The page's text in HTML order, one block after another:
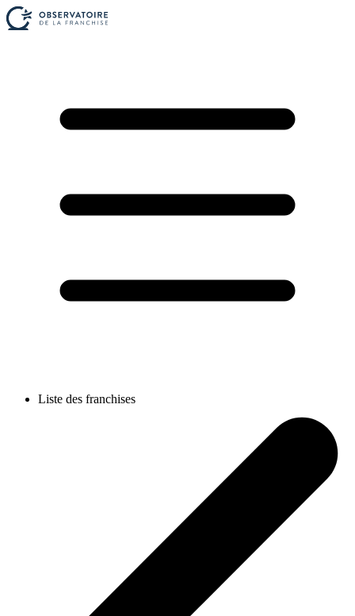
Liste des franchises